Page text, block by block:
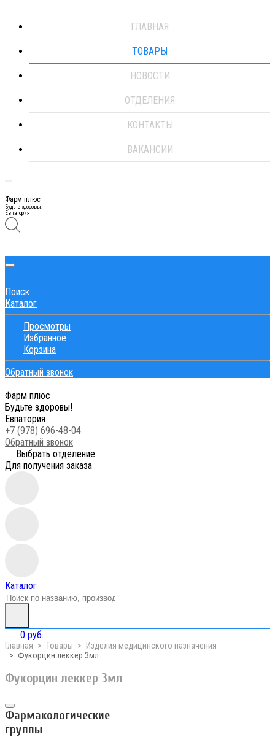
ГЛАВНАЯ
ТОВАРЫ
НОВОСТИ
ОТДЕЛЕНИЯ
КОНТАКТЫ
ВАКАНСИИ
Фарм плюс
Будьте здоровы!
Евпатория
Поиск
Каталог
Просмотры
Избранное
Корзина
Обратный звонок
Фарм плюс
Будьте здоровы!
Евпатория
+7 (978) 696-48-04
Обратный звонок
Выбрать отделение
Для получения заказа
Каталог
0 руб.
Главная Товары
Изделия медицинского назначения
Фукорцин леккер 3мл
Фукорцин леккер 3мл
Фармакологические
группы